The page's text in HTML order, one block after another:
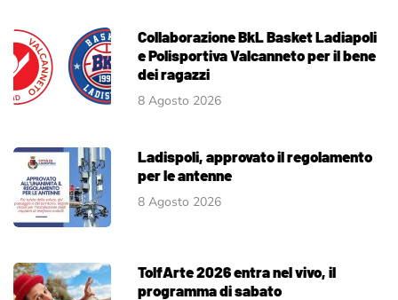
Collaborazione BkL Basket Ladiapoli
e Polisportiva Valcanneto per il bene
dei ragazzi
8 Agosto 2026
Ladispoli, approvato il regolamento
per le antenne
8 Agosto 2026
TolfArte 2026 entra nel vivo, il
programma di sabato